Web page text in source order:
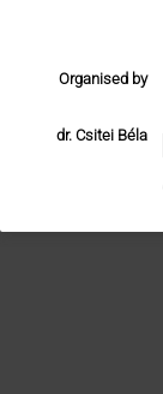
Organised by
dr. Csitei Béla